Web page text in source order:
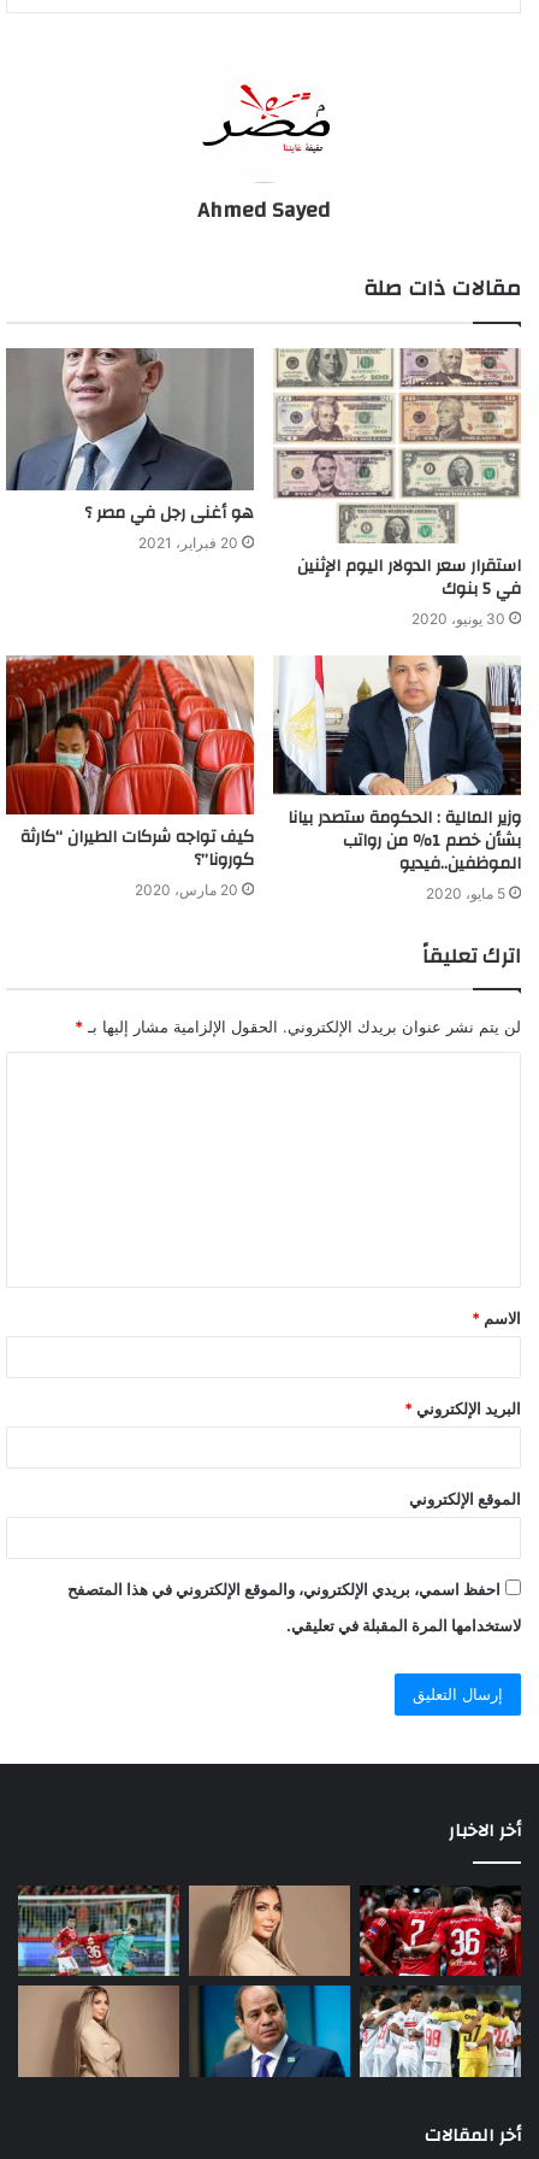
Ahmed Sayed
مقالات ذات صلة
استقرار سعر الدولار اليوم الإثنين
في 5 بنوك
30 يونيو، 2020
هو أغنى رجل في مصر ؟
20 فبراير، 2021
وزير المالية : الحكومة ستصدر بيانا
بشأن خصم 1٪ من رواتب
الموظفين..فيديو
5 مايو، 2020
كيف تواجه شركات الطيران “كارثة
كورونا”؟
20 مارس، 2020
اترك تعليقاً
لن يتم نشر عنوان بريدك الإلكتروني. الحقول الإلزامية مشار إليها بـ *
الاسم *
البريد الإلكتروني *
الموقع الإلكتروني
احفظ اسمي، بريدي الإلكتروني، والموقع الإلكتروني في هذا المتصفح
لاستخدامها المرة المقبلة في تعليقي.
أخر الاخبار
أخر المقالات